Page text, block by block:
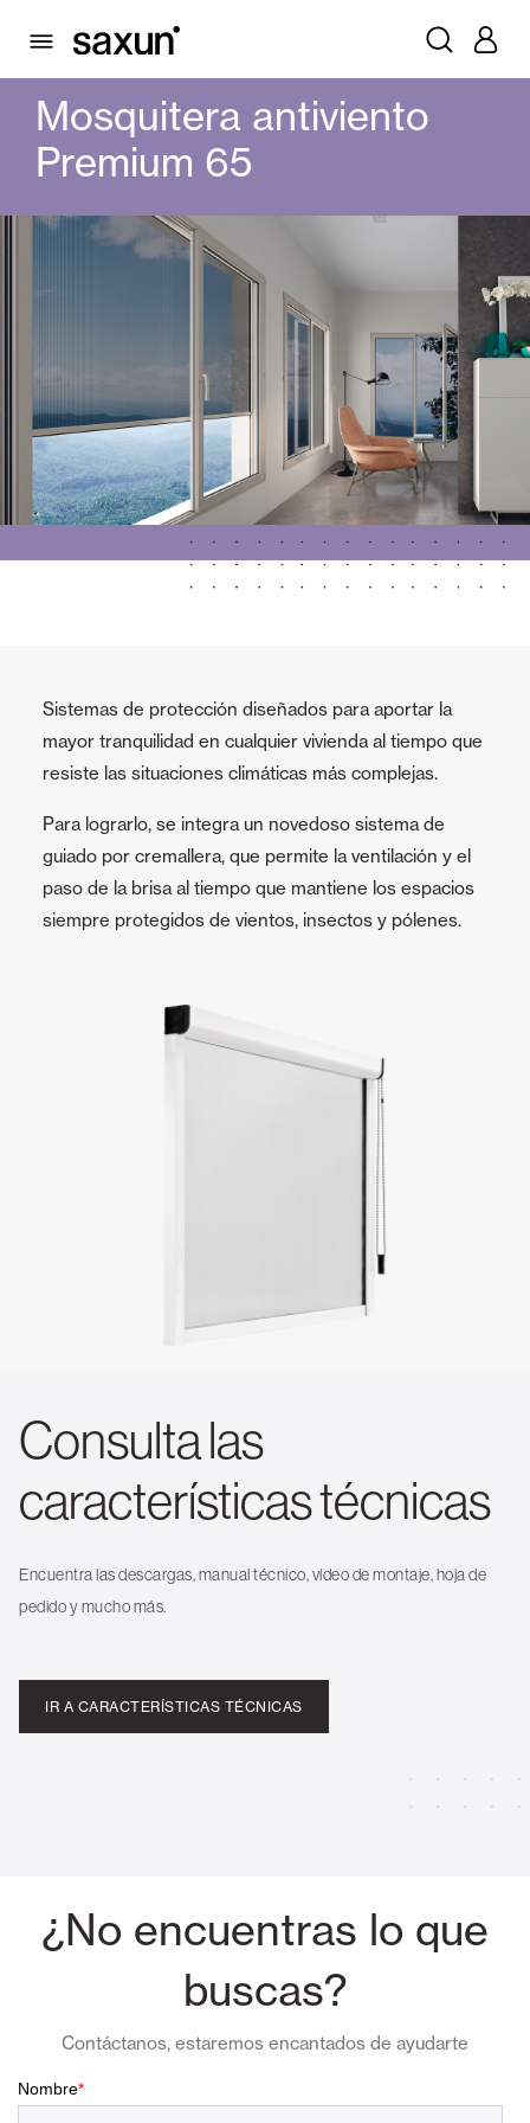
PRODUCTOS MOSQUITERAS
MOSQUITERA ANTIVIENTO
Mosquitera antiviento
Premium 65
Sistemas de protección diseñados para aportar la
mayor tranquilidad en cualquier vivienda al tiempo que
resiste las situaciones climáticas más complejas.
Para lograrlo, se integra un novedoso sistema de
guiado por cremallera, que permite la ventilación y el
paso de la brisa al tiempo que mantiene los espacios
siempre protegidos de vientos, insectos y pólenes.
Consulta las
características técnicas
Encuentra las descargas, manual técnico, vídeo de montaje, hoja de
pedido y mucho más.
IR A CARACTERÍSTICAS TÉCNICAS
¿No encuentras lo que
buscas?
Contáctanos, estaremos encantados de ayudarte